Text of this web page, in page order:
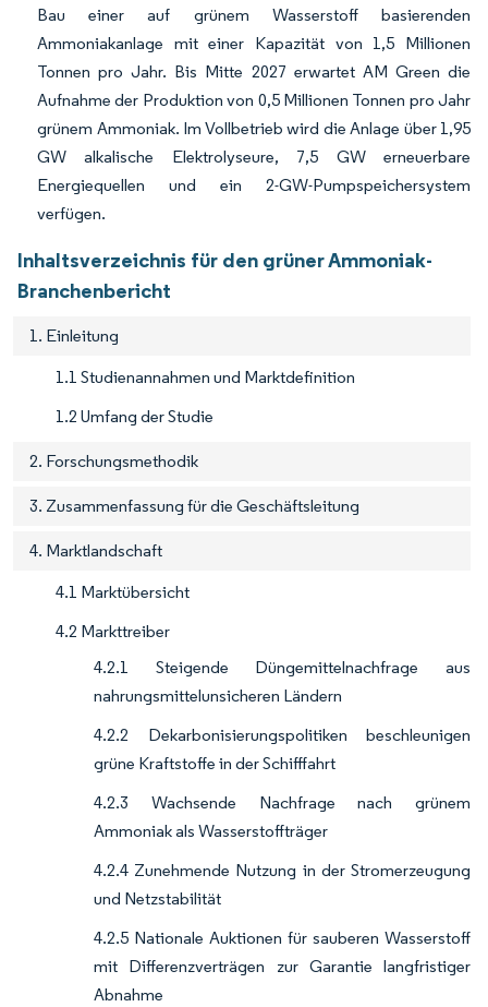
Bau einer auf grünem Wasserstoff basierenden
Ammoniakanlage mit einer Kapazität von 1,5 Millionen
Tonnen pro Jahr. Bis Mitte 2027 erwartet AM Green die
Aufnahme der Produktion von 0,5 Millionen Tonnen pro Jahr
grünem Ammoniak. Im Vollbetrieb wird die Anlage über 1,95
GW alkalische Elektrolyseure, 7,5 GW erneuerbare
Energiequellen und ein 2-GW-Pumpspeichersystem
verfügen.
Inhaltsverzeichnis für den grüner Ammoniak-
Branchenbericht
1. Einleitung
1.1 Studienannahmen und Marktdefinition
1.2 Umfang der Studie
2. Forschungsmethodik
3. Zusammenfassung für die Geschäftsleitung
4. Marktlandschaft
4.1 Marktübersicht
4.2 Markttreiber
4.2.1 Steigende Düngemittelnachfrage aus
nahrungsmittelunsicheren Ländern
4.2.2 Dekarbonisierungspolitiken beschleunigen
grüne Kraftstoffe in der Schifffahrt
4.2.3 Wachsende Nachfrage nach grünem
Ammoniak als Wasserstoffträger
4.2.4 Zunehmende Nutzung in der Stromerzeugung
und Netzstabilität
4.2.5 Nationale Auktionen für sauberen Wasserstoff
mit Differenzverträgen zur Garantie langfristiger
Abnahme